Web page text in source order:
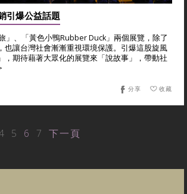
爆公益話題
」、「黃色小鴨Rubber Duck」兩個展覽，除了
也讓台灣社會漸漸重視環境保護。引爆這股旋風
，期待藉著大眾化的展覽來「說故事」，帶動社
收藏
分享
5 6 7 下一頁